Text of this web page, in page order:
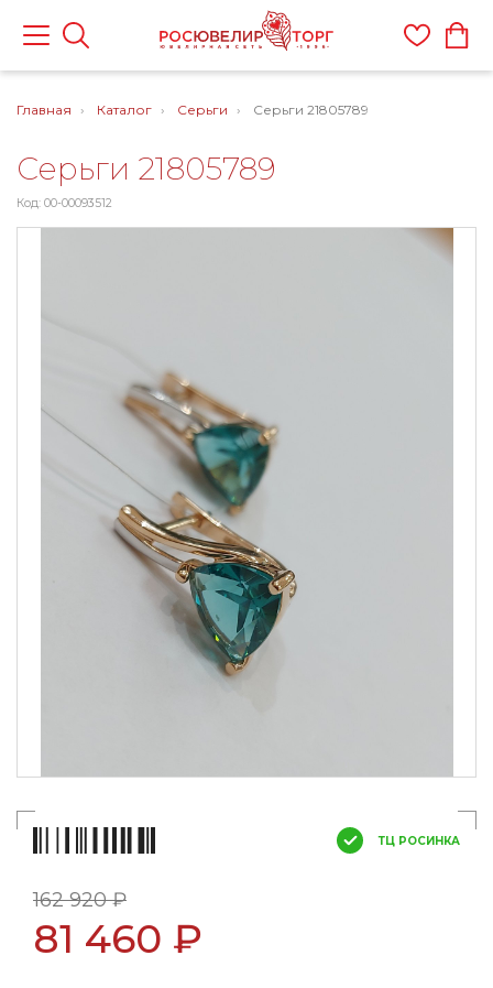
Главная Каталог Серьги Серьги 21805789
Серьги 21805789
Код: 00-00093512
ТЦ РОСИНКА
162 920 ₽
81 460 ₽